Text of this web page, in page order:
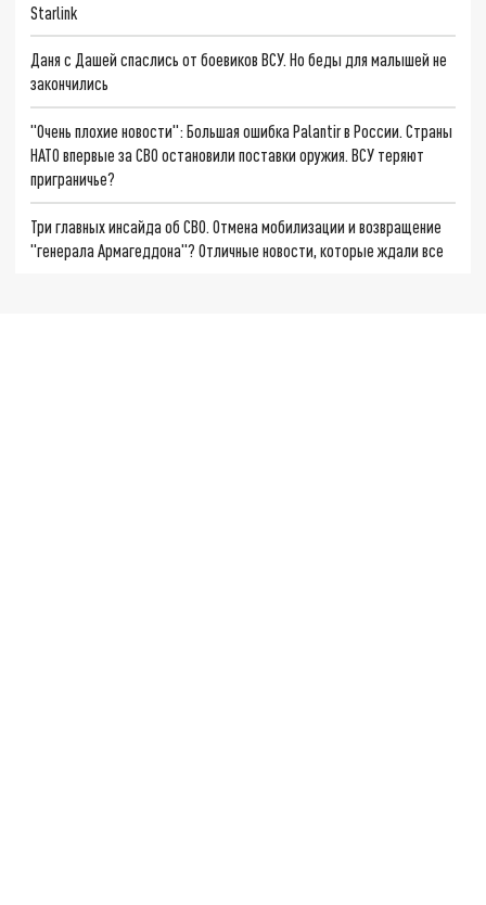
Starlink
Даня с Дашей спаслись от боевиков ВСУ. Но беды для малышей не
закончились
"Очень плохие новости": Большая ошибка Palantir в России. Страны
НАТО впервые за СВО остановили поставки оружия. ВСУ теряют
приграничье?
Три главных инсайда об СВО. Отмена мобилизации и возвращение
"генерала Армагеддона"? Отличные новости, которые ждали все